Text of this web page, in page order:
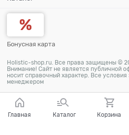
Бонусная карта
Holistic-shop.ru. Все права защищены ©
Внимание! Сайт не является публичной
носит справочный характер. Все условия
менеджером
Главная Каталог Корзина